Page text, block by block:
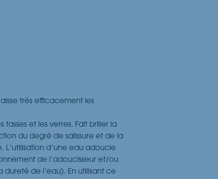
très efficacement les
tasses et les verres. Fait briller la
du degré de salissure et de la
d’une eau adoucie
de l’adoucisseur et/ou
de l’eau). En utilisant ce